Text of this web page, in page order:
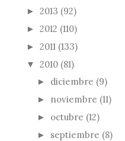
► 2013 (92)
► 2012 (110)
► 2011 (133)
▼ 2010 (81)
► diciembre (9)
► noviembre (11)
► octubre (12)
► septiembre (8)